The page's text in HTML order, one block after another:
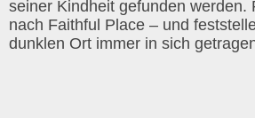
seiner Kindheit gefunden werden.
nach Faithful Place – und
dunklen Ort immer in sich